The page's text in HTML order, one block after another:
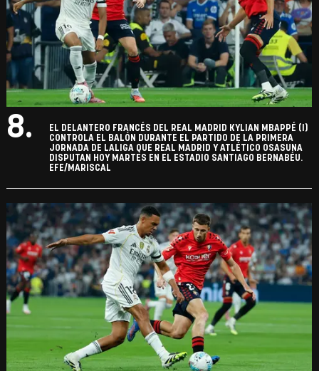
8.
EL DELANTERO FRANCÉS DEL REAL MADRID KYLIAN MBAPPÉ (I)
CONTROLA EL BALÓN DURANTE EL PARTIDO DE LA PRIMERA
JORNADA DE LALIGA QUE REAL MADRID Y ATLÉTICO OSASUNA
DISPUTAN HOY MARTES EN EL ESTADIO SANTIAGO BERNABÉU.
EFE/MARISCAL